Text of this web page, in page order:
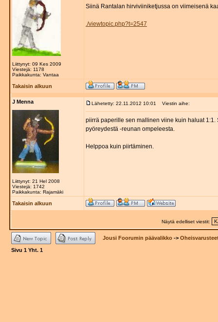
Liittynyt: 09 Kes 2009
Viestejä: 1178
Paikkakunta: Vantaa
Siinä Rantalan hirviviiniketjussa on viimeisenä
./viewtopic.php?t=2547
Takaisin alkuun
J Menna
Liittynyt: 21 Hel 2008
Viestejä: 1742
Paikkakunta: Rajamäki
Lähetetty: 22.11.2012 10:01 Viestin aihe:
piirrä paperille sen mallinen viine kuin haluat
pyöreydestä -reunan ompeleesta.
Helppoa kuin piirtäminen.
Takaisin alkuun
Näytä edelliset viestit:
Jousi Foorumin päävalikko ->
Sivu 1 Yht. 1